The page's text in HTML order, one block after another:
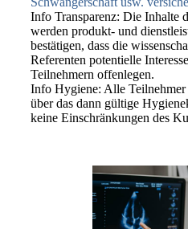
Info Transparenz: Die Inhalte
werden produkt- und
bestätigen, dass die
Referenten potentielle
Teilnehmern offenlegen.
Info Hygiene: Alle
über das dann gültige
keine Einschränkungen des